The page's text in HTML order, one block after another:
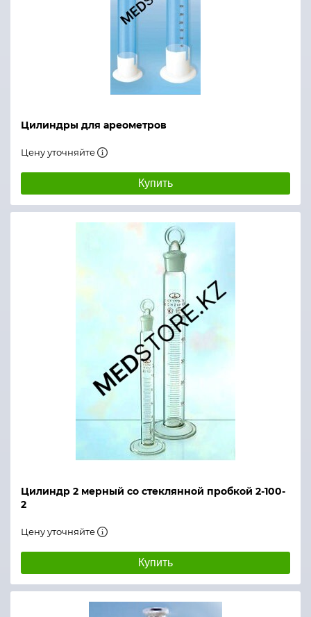
Цилиндры для ареометров
Цену уточняйте
Купить
Цилиндр 2 мерный со стеклянной пробкой 2-100-
2
Цену уточняйте
Купить